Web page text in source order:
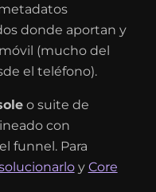
donde aportan y
(mucho del
el teléfono).
o suite de
con
funnel. Para
y Core